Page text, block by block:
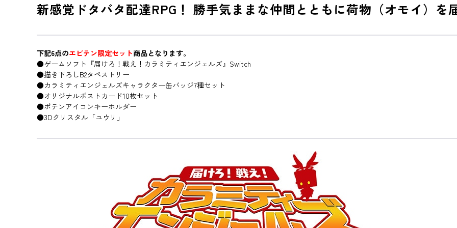
新感覚ドタバタ配達RPG！ 勝手気ままな仲間とともに荷物（オモイ）を
下記6点のエビテン限定セット商品となります。
●ゲームソフト『届けろ！戦え！カラミティエンジェルズ』Switch
●描き下ろしB2タペストリー
●カラミティエンジェルズキャラクター缶バッジ7種セット
●オリジナルポストカード10枚セット
●ポテンアイコンキーホルダー
●3Dクリスタル「ユウリ」